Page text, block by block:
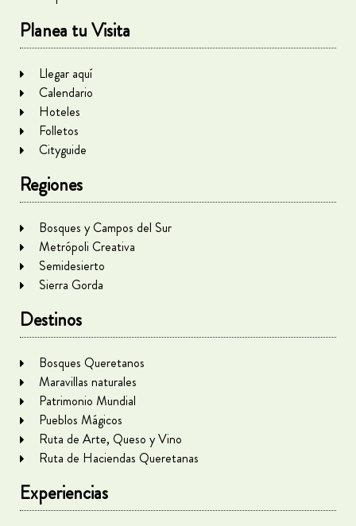
Planea tu Visita
Llegar aquí
Calendario
Hoteles
Folletos
Cityguide
Regiones
Bosques y Campos del Sur
Metrópoli Creativa
Semidesierto
Sierra Gorda
Destinos
Bosques Queretanos
Maravillas naturales
Patrimonio Mundial
Pueblos Mágicos
Ruta de Arte, Queso y Vino
Ruta de Haciendas Queretanas
Experiencias